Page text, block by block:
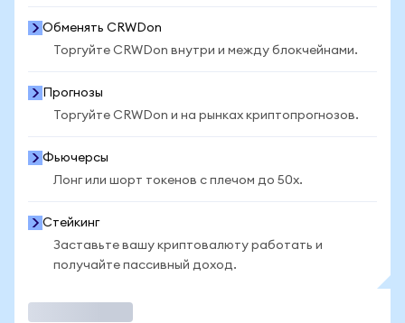
Обменять CRWDon
Торгуйте CRWDon внутри и между блокчейнами.
Прогнозы
Торгуйте CRWDon и на рынках криптопрогнозов.
Фьючерсы
Лонг или шорт токенов с плечом до 50x.
Стейкинг
Заставьте вашу криптовалюту работать и
получайте пассивный доход.